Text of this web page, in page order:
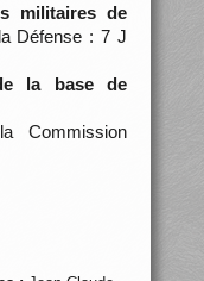
militaires de
Défense : 7 J
la base de
Commission